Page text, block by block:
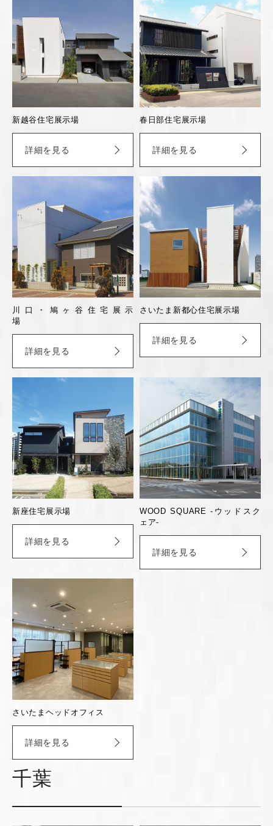
新越谷住宅展示場
詳細を見る
春日部住宅展示場
詳細を見る
川口・鳩ヶ谷住宅展示
場
詳細を見る
さいたま新都心住宅展示場
詳細を見る
新座住宅展示場
詳細を見る
WOOD SQUARE -ウッドスク
ェア-
詳細を見る
さいたまヘッドオフィス
詳細を見る
千葉